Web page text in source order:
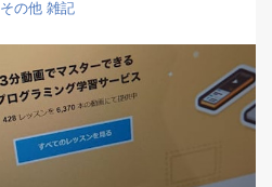
その他 雑記